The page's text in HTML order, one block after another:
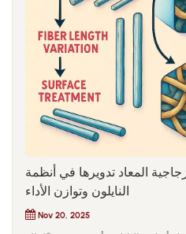
المعاد تدويرها في أنظمة
النايلون وتوازن الأداء
Nov 20, 2025